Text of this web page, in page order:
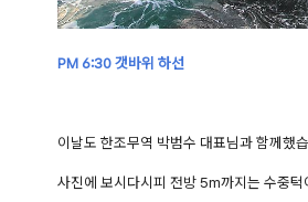
PM 6:30 갯바위 하선
이날도 한조무역 박범수 대표님과 함께했
사진에 보시다시피 전방 5m까지는 수중